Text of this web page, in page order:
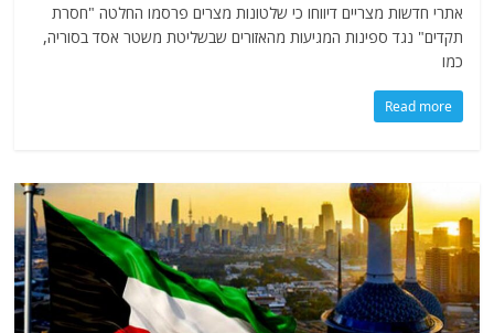
אתרי חדשות מצריים דיווחו כי שלטונות מצרים פרסמו החלטה "חסרת
תקדים" נגד ספינות המגיעות מהאזורים שבשליטת משטר אסד בסוריה,
כמו
Read more